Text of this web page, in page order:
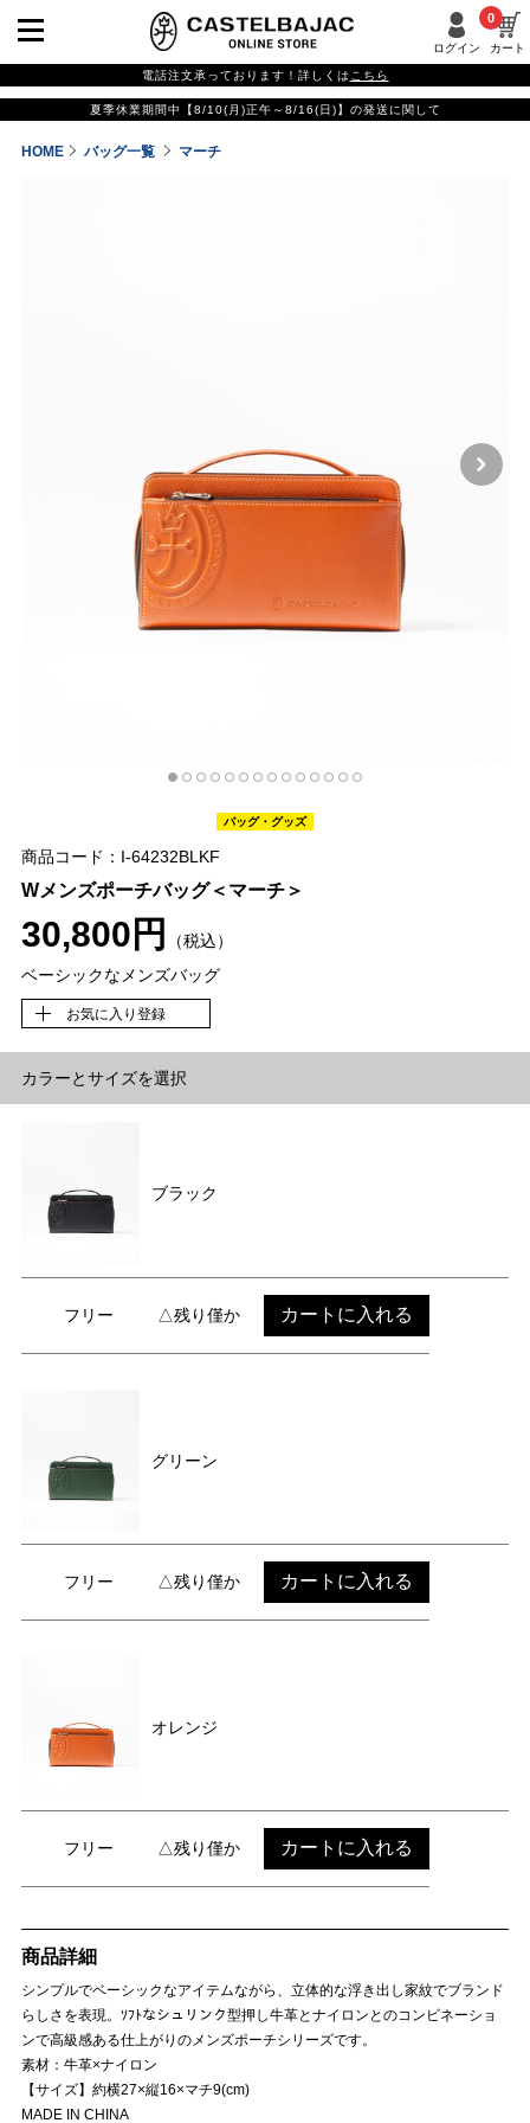
ログイン カート
0
電話注文承っております！詳しくは こちら
夏季休業期間中【8/10(月)正午～8/16(日)】の発送に関して
HOME バッグ一覧 マーチ
バッグ・グッズ
商品コード：I-64232BLKF
Wメンズポーチバッグ＜マーチ＞
30,800円
（税込）
ベーシックなメンズバッグ
お気に入り登録
カラーとサイズを選択
ブラック
フリー △残り僅か カートに入れる
グリーン
フリー △残り僅か カートに入れる
オレンジ
フリー △残り僅か カートに入れる
商品詳細
シンプルでベーシックなアイテムながら、立体的な浮き出し家紋でブランド
らしさを表現。ｿﾌﾄなシュリンク型押し牛革とナイロンとのコンビネーショ
ンで高級感ある仕上がりのメンズポーチシリーズです。
素材：牛革×ナイロン
【サイズ】約横27×縦16×マチ9(cm)
MADE IN CHINA